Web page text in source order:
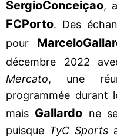
SergioConceiçao,
FCPorto. Des
pour Marcelo
décembre 2022
Mercato, une
programmée durant
mais Gallardo ne
puisque TyC Sports